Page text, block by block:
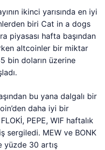
ikinci yarısında en iyi
biri Cat in a dogs
piyasası hafta başından
altcoinler bir miktar
bin doların üzerine
bu yana dalgalı bir
daha iyi bir
PEPE, WIF haftalık
sergiledi. MEW ve BONK
yüzde 30 artış